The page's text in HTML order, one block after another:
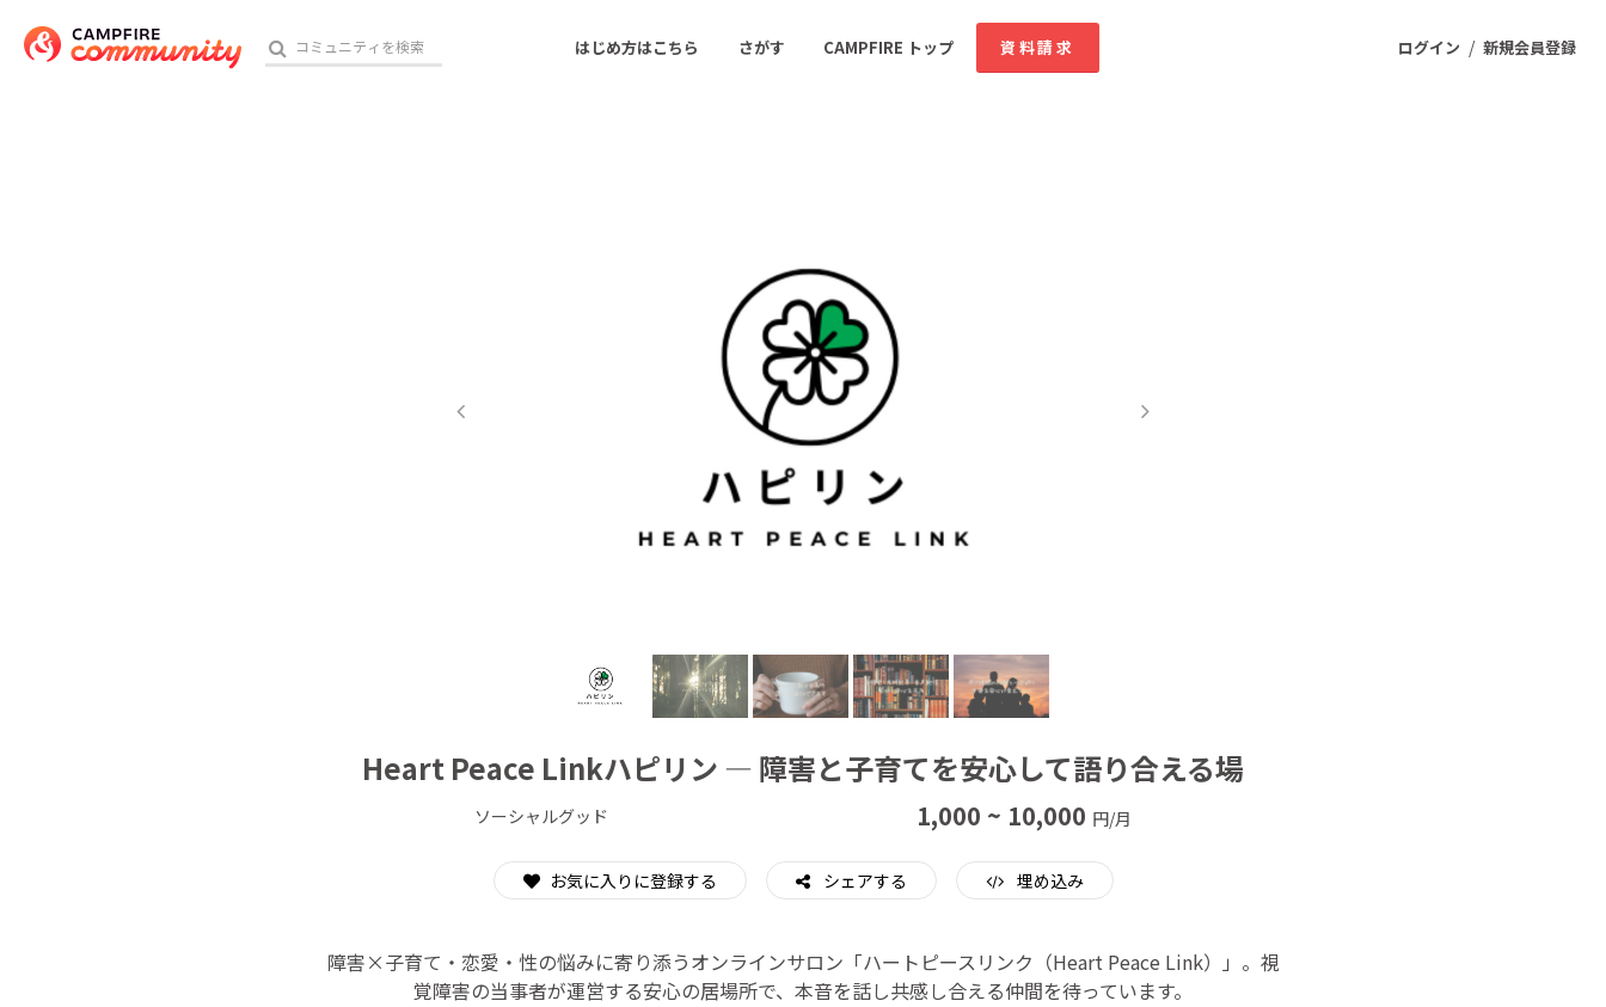
ログイン / 新規会員登録
はじめ方はこちら さがす CAMPFIRE トップ 資料請求
ゲーム・サービス開発
Heart Peace Linkハピリン ― 障害と子育てを安心して語り合える場
ソーシャルグッド 1,000 ~ 10,000 円/月
お気に入りに登録する シェアする 埋め込み
障害×子育て・恋愛・性の悩みに寄り添うオンラインサロン「ハートピースリンク（Heart Peace Link）」。視
覚障害の当事者が運営する安心の居場所で、本音を話し共感し合える仲間を待っています。